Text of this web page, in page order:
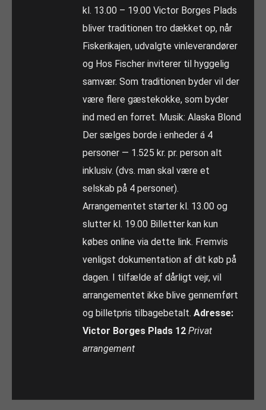
kl. 13.00 – 19.00 Victor Borges Plads
bliver traditionen tro dækket op, når
Fiskerikajen, udvalgte vinleverandører
og Hos Fischer inviterer til hyggelig
samvær. Som traditionen byder vil der
være flere gæstekokke, som byder
ind med en forret. Musik: Alaska Blond
Der sælges borde i enheder á 4
personer — 1.525 kr. pr. person alt
inklusiv. (dvs. man skal være et
selskab på 4 personer).
Arrangementet starter kl. 13.00 og
slutter kl. 19.00 Billetter kan kun
købes online via dette link. Fremvis
venligst dokumentation af dit køb på
dagen. I tilfælde af dårligt vejr, vil
arrangementet ikke blive gennemført
og billetpris tilbagebetalt.Adresse:
Victor Borges Plads 12 Privat
arrangement